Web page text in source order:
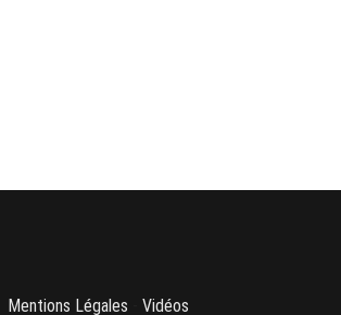
Mentions Légales Vidéos